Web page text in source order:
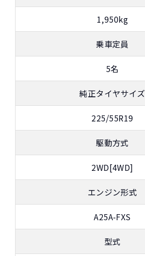
1,950kg
乗車定員
5名
純正タイヤサイズ
225/55R19
駆動方式
2WD[4WD]
エンジン形式
A25A-FXS
型式